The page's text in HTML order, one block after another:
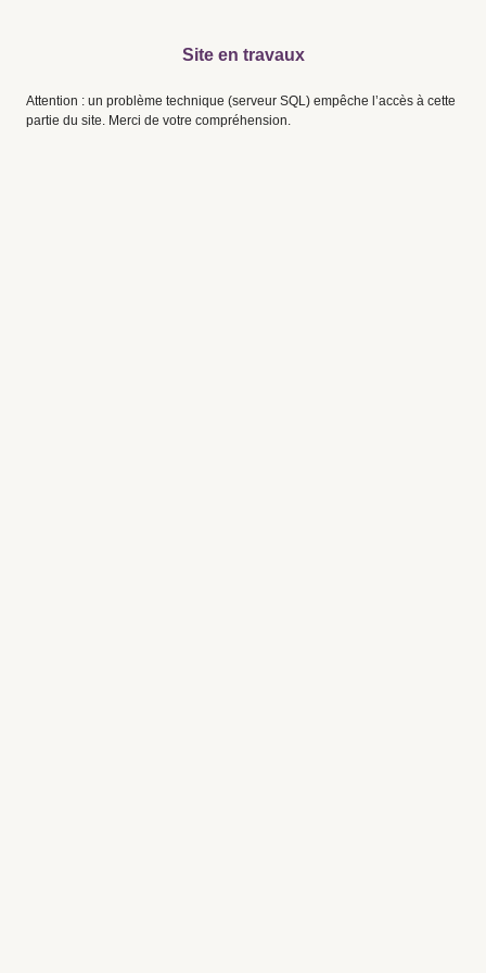
Site en travaux
Attention : un problème technique (serveur SQL) empêche l’accès à cette
partie du site. Merci de votre compréhension.